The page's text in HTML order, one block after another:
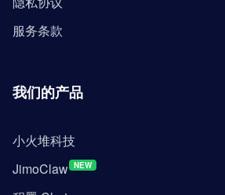
服务条款
我们的产品
小火堆科技
JimoClaw NEW